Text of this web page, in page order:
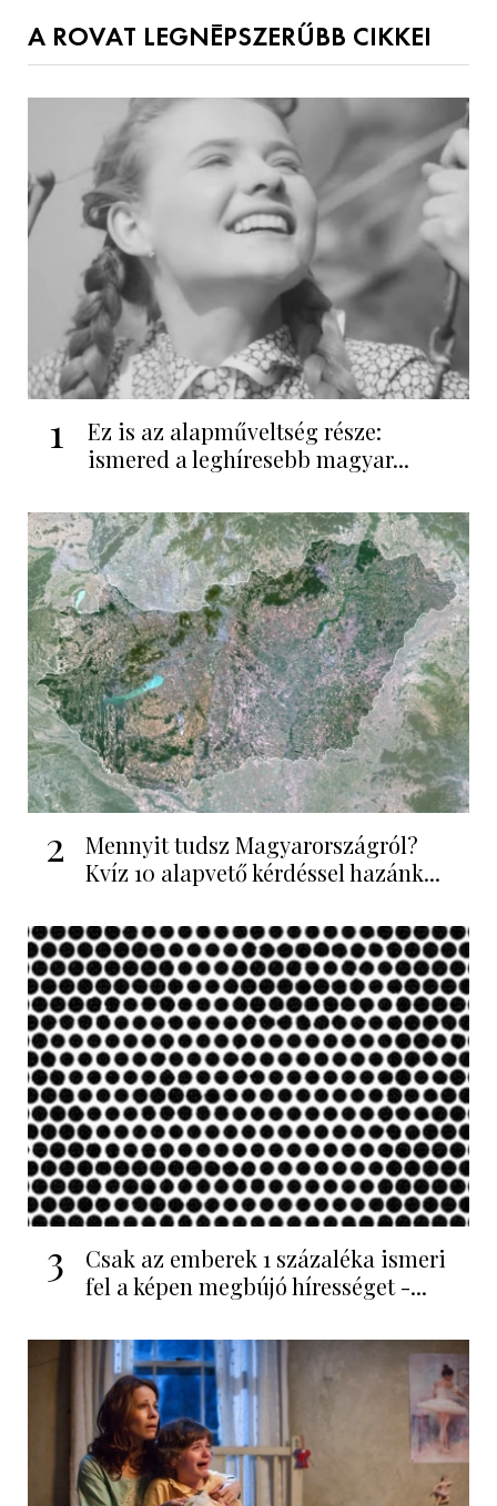
A ROVAT LEGNÉPSZERŰBB CIKKEI
1
Ez is az alapműveltség része:
ismered a leghíresebb magyar...
2
Mennyit tudsz Magyarországról?
Kvíz 10 alapvető kérdéssel hazánk...
3
Csak az emberek 1 százaléka ismeri
fel a képen megbújó hírességet -...